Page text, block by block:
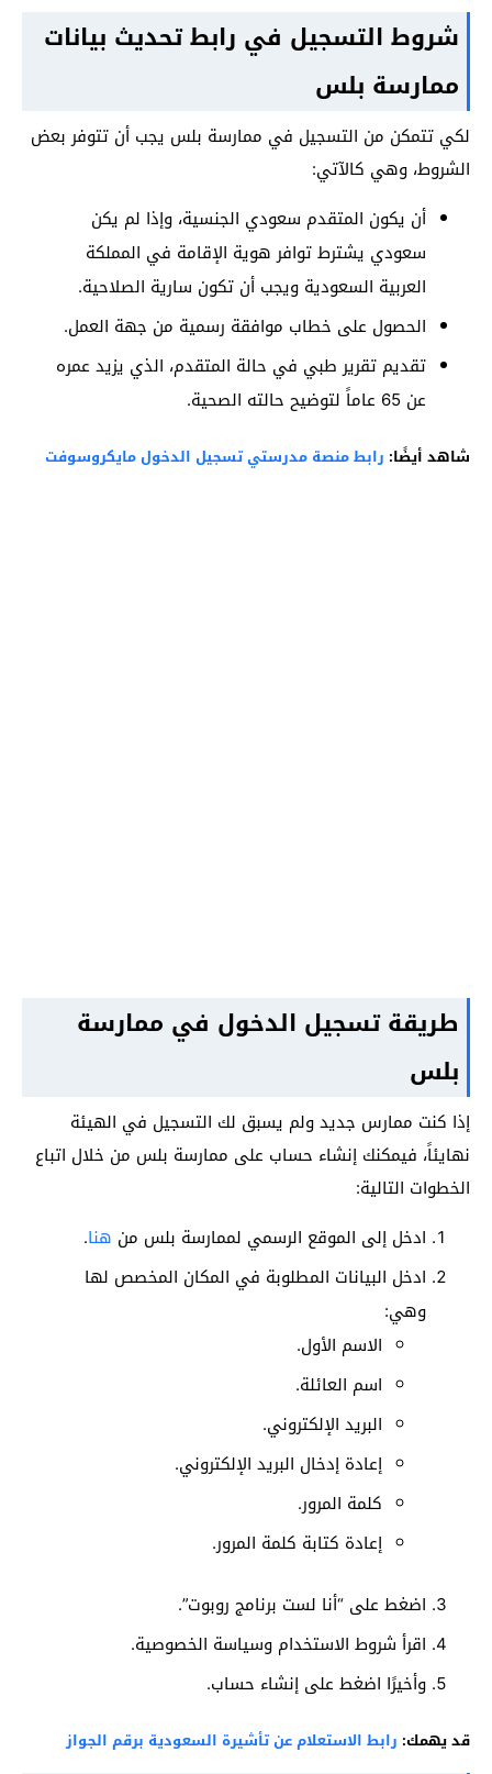
شروط التسجيل في رابط تحديث بيانات
ممارسة بلس
لكي تتمكن من التسجيل في ممارسة بلس يجب أن تتوفر بعض
الشروط، وهي كالآتي:
أن يكون المتقدم سعودي الجنسية، وإذا لم يكن
سعودي يشترط توافر هوية الإقامة في المملكة
العربية السعودية ويجب أن تكون سارية الصلاحية.
الحصول على خطاب موافقة رسمية من جهة العمل.
تقديم تقرير طبي في حالة المتقدم، الذي يزيد عمره
عن 65 عاماً لتوضيح حالته الصحية.
شاهد أيضًا: رابط منصة مدرستي تسجيل الدخول مايكروسوفت
طريقة تسجيل الدخول في ممارسة
بلس
إذا كنت ممارس جديد ولم يسبق لك التسجيل في الهيئة
نهايئاً، فيمكنك إنشاء حساب على ممارسة بلس من خلال اتباع
الخطوات التالية:
ادخل إلى الموقع الرسمي لممارسة بلس من هنا.
ادخل البيانات المطلوبة في المكان المخصص لها
وهي:
الاسم الأول.
اسم العائلة.
البريد الإلكتروني.
إعادة إدخال البريد الإلكتروني.
كلمة المرور.
إعادة كتابة كلمة المرور.
اضغط على “أنا لست برنامج روبوت”.
اقرأ شروط الاستخدام وسياسة الخصوصية.
وأخيرًا اضغط على إنشاء حساب.
قد يهمك: رابط الاستعلام عن تأشيرة السعودية برقم الجواز